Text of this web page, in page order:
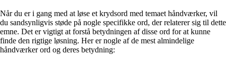
Når du er i gang med at løse et krydsord med temaet håndværker, vil
du sandsynligvis støde på nogle specifikke ord, der relaterer sig til dette
emne. Det er vigtigt at forstå betydningen af disse ord for at kunne
finde den rigtige løsning. Her er nogle af de mest almindelige
håndværker ord og deres betydning: